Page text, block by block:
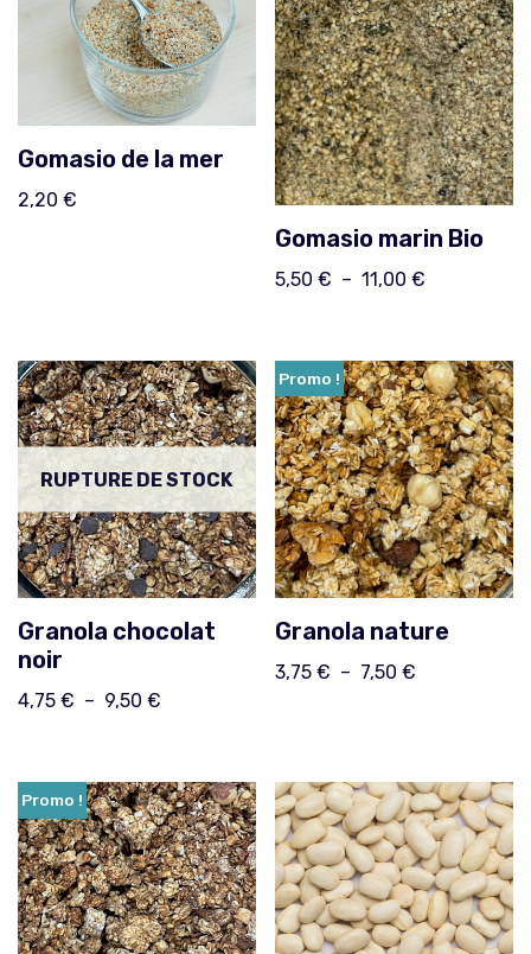
Gomasio de la mer
2,20 €
Gomasio marin Bio
5,50€ – 11,00€
RUPTURE DE STOCK
Granola chocolat
noir
4,75 € – 9,50 €
Promo !
Granola nature
3,75€ – 7,50€
Promo !